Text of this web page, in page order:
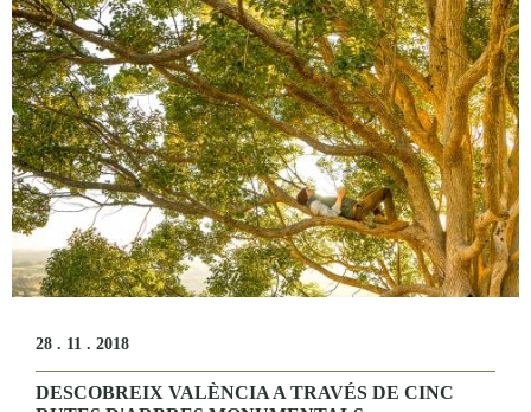
28 . 11 . 2018
DESCOBREIX VALÈNCIA A TRAVÉS DE CINC